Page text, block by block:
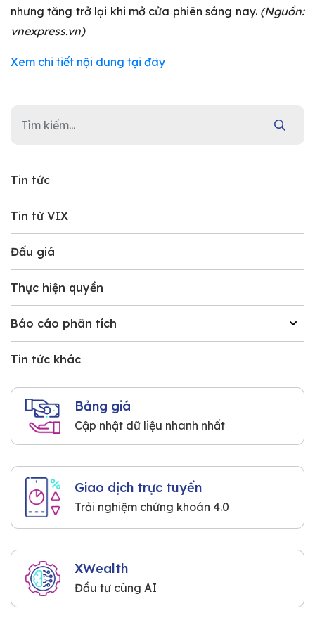
Tin tức
Tin từ VIX
Đấu giá
Thực hiện quyền
Báo cáo phân tích
Tin tức khác
Bảng giá
Cập nhật dữ liệu nhanh nhất
Giao dịch trực tuyến
Trải nghiệm chứng khoán 4.0
XWealth
Đầu tư cùng AI
nhưng tăng trở lại khi mở cửa phiên sáng nay.(Nguồn:
vnexpress.vn)
Xem chi tiết nội dung tại đây